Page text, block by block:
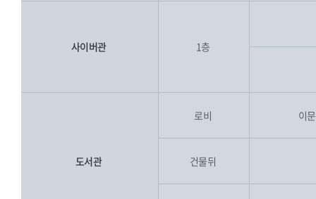
사이버관 1층
도서관
로비 이
건물뒤